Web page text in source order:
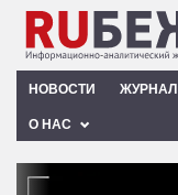
НОВОСТИ ЖУРНАЛ
О НАС